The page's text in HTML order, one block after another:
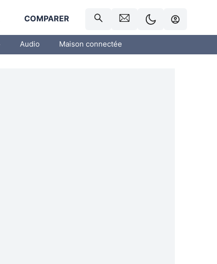
COMPARER
Audio Maison connectée